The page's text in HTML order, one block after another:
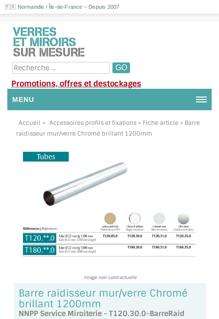
🇫🇷 Normandie / Île-de-France – Depuis 2007
Promotions, offres et destockages
MENU
NOUS CONTACTER
DEMANDE DE DEVIS
SUIVI DE DEVIS
SUIVI DE COMMANDE
TOUS LES TARIFS AU M2
GUIDE : CHOIX PAR UTILISATION
AMBIANCE LAITON BROSSÉ
MIROIRS VIEILLIS AMBIANCE BRASSERIE
Accueil > Accessoires profils et fixations > Fiche article > Barre
raidisseur mur/verre Chromé brillant 1200mm
Image non contractuelle
Barre raidisseur mur/verre Chromé
brillant 1200mm
NNPP Service Miroiterie - T120.30.0-BarreRaid